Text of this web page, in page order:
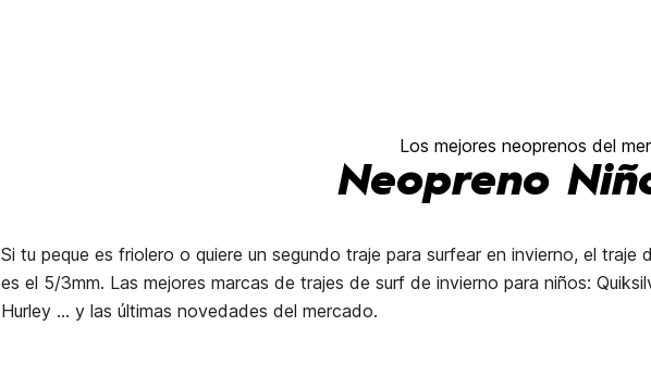
Los mejores neoprenos del
Neopreno
Si tu peque es friolero o quiere un segundo traje para surfear en invierno, el
es el 5/3mm. Las mejores marcas de trajes de surf de invierno para niños:
Hurley ... y las últimas novedades del mercado.